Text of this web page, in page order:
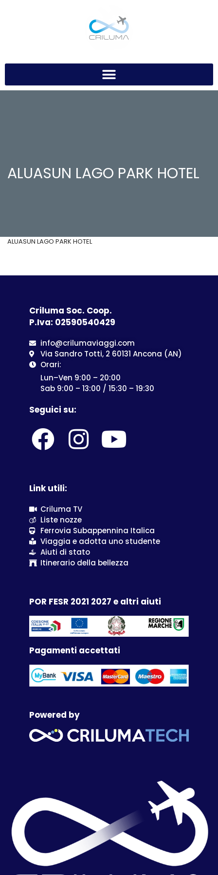
ALUASUN LAGO PARK HOTEL
ALUASUN LAGO PARK HOTEL
Criluma Soc. Coop.
P.Iva: 02590540429
info@crilumaviaggi.com
Via Sandro Totti, 2 60131 Ancona (AN)
Orari:
Lun–Ven 9:00 – 20:00
Sab 9:00 – 13:00 / 15:30 – 19:30
Seguici su:
Link utili:
Criluma TV
Liste nozze
Ferrovia Subappennina Italica
Viaggia e adotta uno studente
Aiuti di stato
Itinerario della bellezza
POR FESR 2021 2027 e altri aiuti
Pagamenti accettati
Powered by